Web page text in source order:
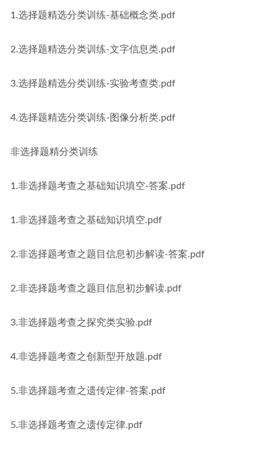
1.选择题精选分类训练-基础概念类.pdf
2.选择题精选分类训练-文字信息类.pdf
3.选择题精选分类训练-实验考查类.pdf
4.选择题精选分类训练-图像分析类.pdf
非选择题精分类训练
1.非选择题考查之基础知识填空-答案.pdf
1.非选择题考查之基础知识填空.pdf
2.非选择题考查之题目信息初步解读-答案.pdf
2.非选择题考查之题目信息初步解读.pdf
3.非选择题考查之探究类实验.pdf
4.非选择题考查之创新型开放题.pdf
5.非选择题考查之遗传定律-答案.pdf
5.非选择题考查之遗传定律.pdf